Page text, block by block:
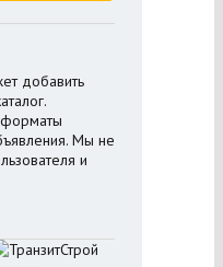
добавить
Мы не
и